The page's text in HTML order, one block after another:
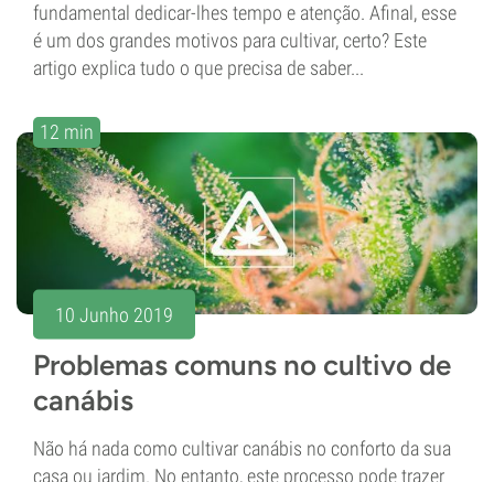
fundamental dedicar-lhes tempo e atenção. Afinal, esse
é um dos grandes motivos para cultivar, certo? Este
artigo explica tudo o que precisa de saber...
12 min
10 Junho 2019
Problemas comuns no cultivo de
canábis
Não há nada como cultivar canábis no conforto da sua
casa ou jardim. No entanto, este processo pode trazer